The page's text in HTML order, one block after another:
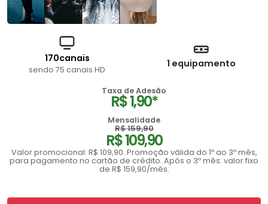
170canais
sendo 75 canais HD
1 equipamento
Taxa de Adesão
R$ 1,90*
Mensalidade
R$ 159,90
R$ 109,90
Valor promocional: R$ 109,90. Promoção válida do 1º ao 3º mês,
para pagamento no cartão de crédito. Após o 3º mês: valor fixo
de R$ 159,90/mês.